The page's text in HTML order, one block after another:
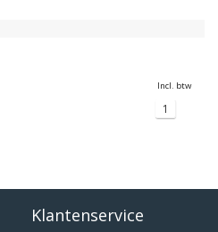
Incl. btw
1
Klantenservice